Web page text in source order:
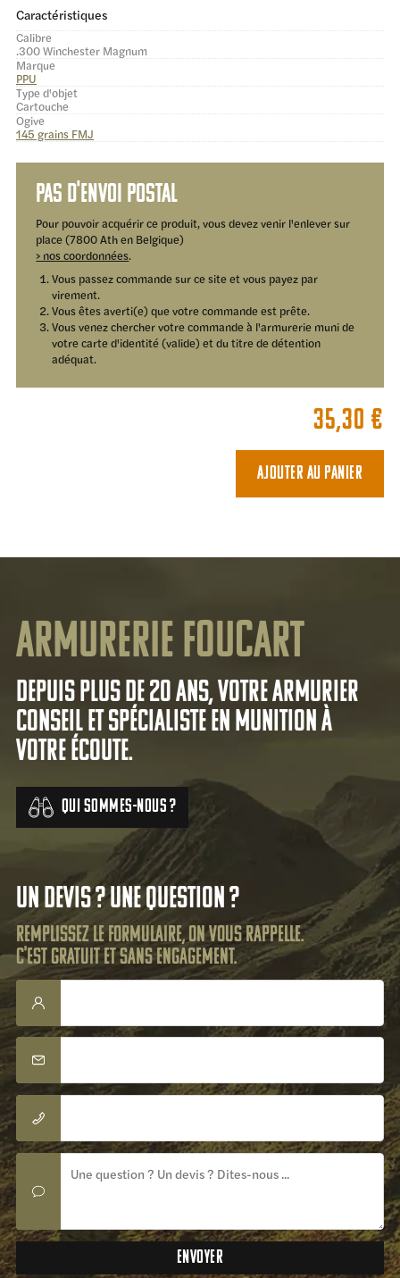
Caractéristiques
Calibre
.300 Winchester Magnum
Marque
PPU
Type d'objet
Cartouche
Ogive
145 grains FMJ
Pas d'envoi postal
Pour pouvoir acquérir ce produit, vous devez venir l'enlever sur
place (7800 Ath en Belgique)
> nos coordonnées.
Vous passez commande sur ce site et vous payez par
virement.
Vous êtes averti(e) que votre commande est prête.
Vous venez chercher votre commande à l'armurerie muni de
votre carte d'identité (valide) et du titre de détention
adéquat.
35,30€
Ajouter au panier
Armurerie Foucart
Depuis plus de 20 ans, votre armurier
conseil et spécialiste en munition à
votre écoute.
Qui sommes-nous ?
Un devis ? Une question ?
Remplissez le formulaire, on vous rappelle.
C'est gratuit et sans engagement.